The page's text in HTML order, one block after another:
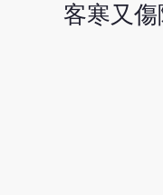
客寒又